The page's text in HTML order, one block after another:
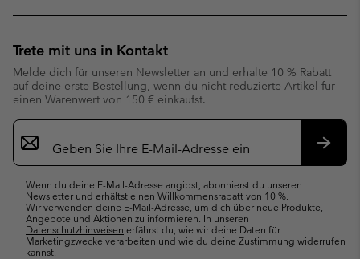
Trete mit uns in Kontakt
Melde dich für unseren Newsletter an und erhalte 10 % Rabatt
auf deine erste Bestellung, wenn du nicht reduzierte Artikel für
einen Warenwert von 150 € einkaufst.
Newsletter-
Anmeldung
Wenn du deine E-Mail-Adresse angibst, abonnierst du unseren
Newsletter und erhältst einen Willkommensrabatt von 10 %.
Wir verwenden deine E-Mail-Adresse, um dich über neue Produkte,
Angebote und Aktionen zu informieren. In unseren
Datenschutzhinweisen erfährst du, wie wir deine Daten für
Marketingzwecke verarbeiten und wie du deine Zustimmung widerrufen
kannst.